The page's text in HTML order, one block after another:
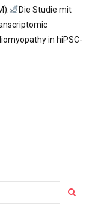
Die Studie mit
in hiPSC-